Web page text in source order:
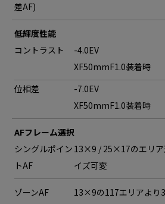
差AF)
低輝度性能
コントラスト
-4.0EV
XF50mmF1.0装着時
位相差
-7.0EV
XF50mmF1.0装着時
AFフレーム選択
シングルポイン
トAF
13×9 / 25×17のエリア
イズ可変
ゾーンAF
13×9の117エリアよ